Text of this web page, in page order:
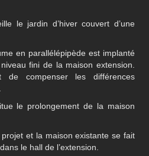
le jardin d’hiver couvert d’une
en parallélépipède est implanté
fini de la maison extension.
de compenser les différences
le prolongement de la maison
et la maison existante se fait
le hall de l’extension.